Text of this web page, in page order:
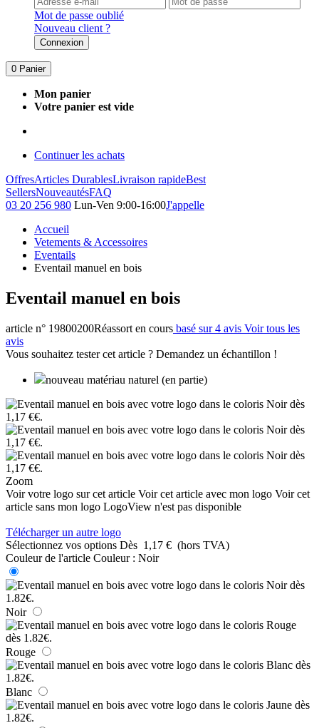
Mot de passe oublié
Nouveau client ?
Connexion
0 Panier
Mon panier
Votre panier est vide
Continuer les achats
OffresArticles DurablesLivraison rapideBest
SellersNouveautésFAQ
03 20 256 980 Lun-Ven 9:00-16:00J'appelle
Accueil
Vetements & Accessoires
Eventails
Eventail manuel en bois
Eventail manuel en bois
article n° 19800200Réassort en cours basé sur 4 avis Voir tous les
avis
Vous souhaitez tester cet article ? Demandez un échantillon !
nouveau matériau naturel (en partie)
Zoom
Voir votre logo sur cet article Voir cet article avec mon logo Voir cet
article sans mon logo LogoView n'est pas disponible
Télécharger un autre logo
Sélectionnez vos options Dès 1,17 € (hors TVA)
Couleur de l'article Couleur : Noir
Noir
Rouge
Blanc